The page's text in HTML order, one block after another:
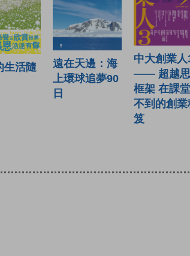
生活隨
遠在天邊：海
上環球追夢90
日
中大創業人
—— 超越
框架 在課
不到的創業
笈